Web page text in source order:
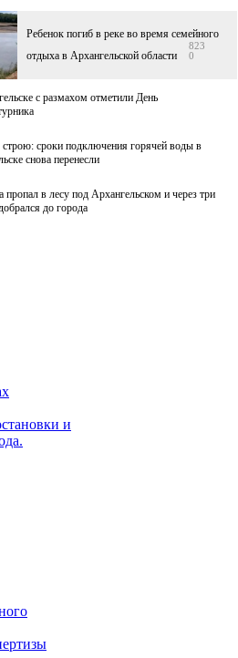
Ребенок погиб в реке во время семейного
отдыха в Архангельской области
823
0
c размахом отметили День
строю: сроки подключения горячей воды в
снова перенесли
в лесу под Архангельском и через три
до города
и